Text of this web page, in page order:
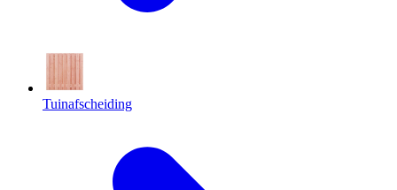
Tuinafscheiding